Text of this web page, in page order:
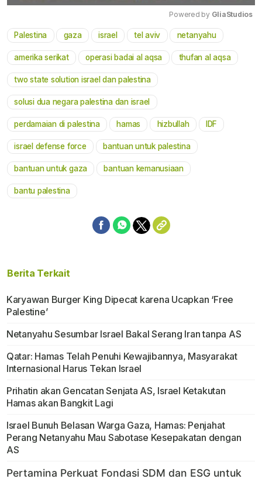
Mute
Powered by GliaStudios
Palestina gaza israel tel aviv netanyahu
amerika serikat operasi badai al aqsa thufan al aqsa
two state solution israel dan palestina
solusi dua negara palestina dan israel
perdamaian di palestina hamas hizbullah IDF
israel defense force bantuan untuk palestina
bantuan untuk gaza bantuan kemanusiaan
bantu palestina
Berita Terkait
Karyawan Burger King Dipecat karena Ucapkan ‘Free
Palestine’
Netanyahu Sesumbar Israel Bakal Serang Iran tanpa AS
Qatar: Hamas Telah Penuhi Kewajibannya, Masyarakat
Internasional Harus Tekan Israel
Prihatin akan Gencatan Senjata AS, Israel Ketakutan
Hamas akan Bangkit Lagi
Israel Bunuh Belasan Warga Gaza, Hamas: Penjahat
Perang Netanyahu Mau Sabotase Kesepakatan dengan
AS